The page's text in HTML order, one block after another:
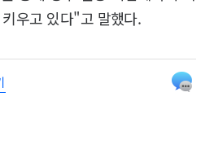
우고 있다"고 말했다.